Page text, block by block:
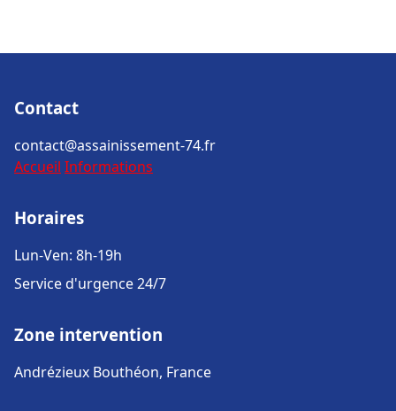
Contact
contact@assainissement-74.fr
Accueil Informations
Horaires
Lun-Ven: 8h-19h
Service d'urgence 24/7
Zone intervention
Andrézieux Bouthéon, France